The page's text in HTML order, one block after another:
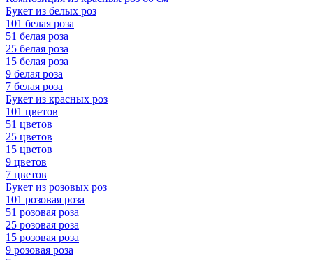
Букет из белых роз
101 белая роза
51 белая роза
25 белая роза
15 белая роза
9 белая роза
7 белая роза
Букет из красных роз
101 цветов
51 цветов
25 цветов
15 цветов
9 цветов
7 цветов
Букет из розовых роз
101 розовая роза
51 розовая роза
25 розовая роза
15 розовая роза
9 розовая роза